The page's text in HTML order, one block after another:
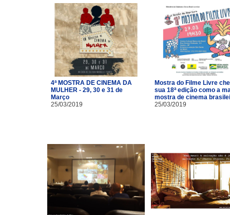
4ª MOSTRA DE CINEMA DA
MULHER - 29, 30 e 31 de
Março
25/03/2019
Mostra do Filme Livre
sua 18ª edição como a
mostra de cinema
25/03/2019